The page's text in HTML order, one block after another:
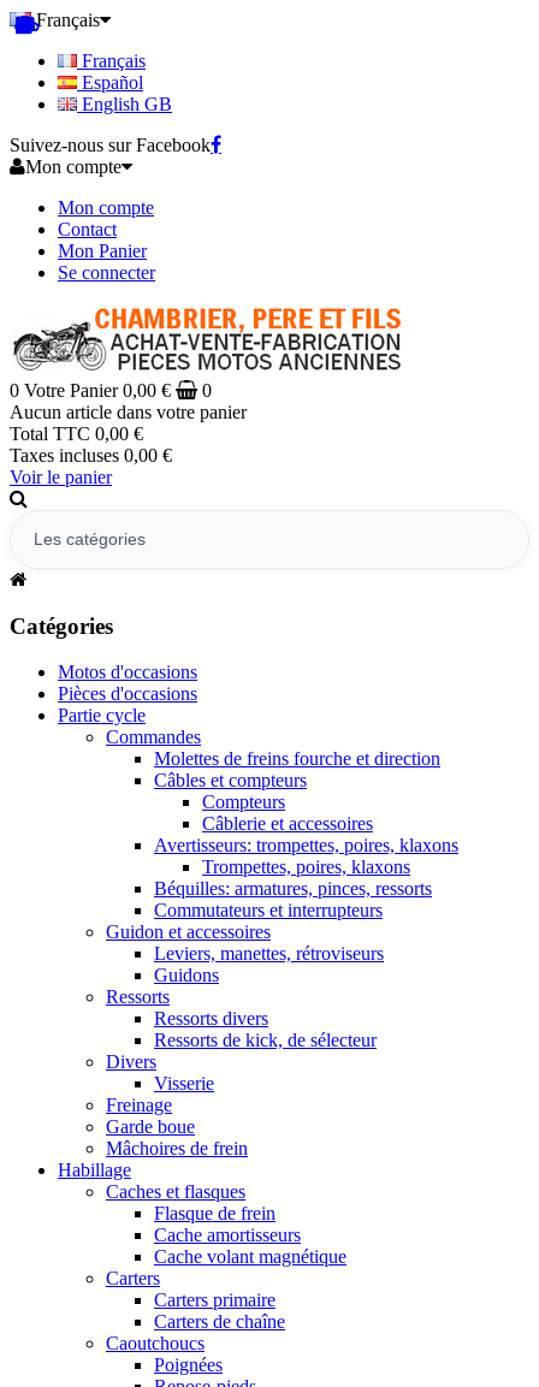
Français
Français
Español
English GB
Suivez-nous sur Facebook
Mon compte
Mon compte
Contact
Mon Panier
Se connecter
0 Votre Panier 0,00 €
0
Aucun article dans votre panier
Total TTC 0,00 €
Taxes incluses 0,00 €
Voir le panier
Catégories
Motos d'occasions
Pièces d'occasions
Partie cycle
Commandes
Molettes de freins fourche et direction
Câbles et compteurs
Compteurs
Câblerie et accessoires
Avertisseurs: trompettes, poires, klaxons
Trompettes, poires, klaxons
Béquilles: armatures, pinces, ressorts
Commutateurs et interrupteurs
Guidon et accessoires
Leviers, manettes, rétroviseurs
Guidons
Ressorts
Ressorts divers
Ressorts de kick, de sélecteur
Divers
Visserie
Freinage
Garde boue
Mâchoires de frein
Habillage
Caches et flasques
Flasque de frein
Cache amortisseurs
Cache volant magnétique
Carters
Carters primaire
Carters de chaîne
Caoutchoucs
Poignées